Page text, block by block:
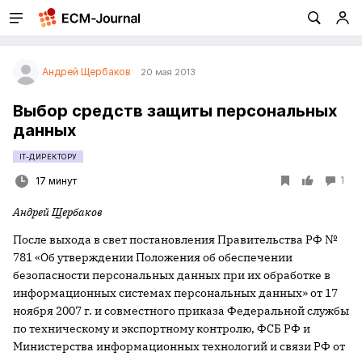
Андрей Щербаков 20 мая 2013
Выбор средств защиты персональных
данных
IT-ДИРЕКТОРУ
17 минут 1
Андрей Щербаков
После выхода в свет постановления Правительства РФ №
781 «Об утверждении Положения об обеспечении
безопасности персональных данных при их обработке в
информационных системах персональных данных» от 17
ноября2007 г. и совместного приказа Федеральной службы
по техническому и экспортному контролю, ФСБ РФ и
Министерства информационных технологий и связи РФ от